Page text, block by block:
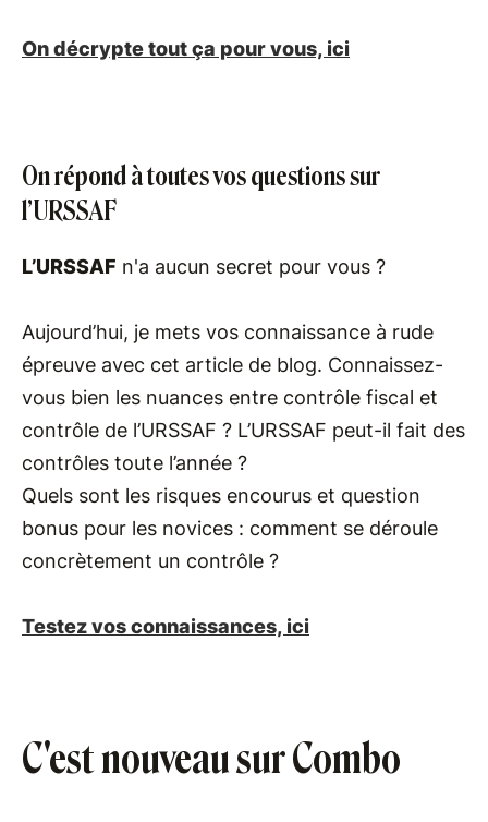
On décrypte tout ça pour vous, ici
On répond à toutes vos questions sur
l’URSSAF
L’URSSAF n'a aucun secret pour vous ?
Aujourd’hui, je mets vos connaissance à rude
épreuve avec cet article de blog. Connaissez-
vous bien les nuances entre contrôle fiscal et
contrôle de l’URSSAF ? L’URSSAF peut-il fait des
contrôles toute l’année ?
Quels sont les risques encourus et question
bonus pour les novices : comment se déroule
concrètement un contrôle ?
Testez vos connaissances, ici
C'est nouveau sur Combo